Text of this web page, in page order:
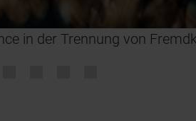
in der Trennung von